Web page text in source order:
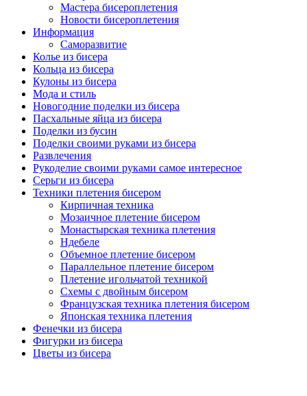
Мастера бисероплетения
Новости бисероплетения
Информация
Саморазвитие
Колье из бисера
Кольца из бисера
Кулоны из бисера
Мода и стиль
Новогодние поделки из бисера
Пасхальные яйца из бисера
Поделки из бусин
Поделки своими руками из бисера
Развлечения
Рукоделие своими руками самое интересное
Серьги из бисера
Техники плетения бисером
Кирпичная техника
Мозаичное плетение бисером
Монастырская техника плетения
Ндебеле
Объемное плетение бисером
Параллельное плетение бисером
Плетение игольчатой техникой
Схемы с двойным бисером
Французская техника плетения бисером
Японская техника плетения
Фенечки из бисера
Фигурки из бисера
Цветы из бисера